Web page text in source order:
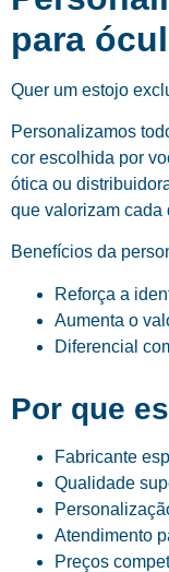
para
Quer um estojo
Personalizamos
cor escolhida por
ótica ou
que valorizam cada
Benefícios da
Reforça a
Aumenta o
Diferencial
Por que
Fabricante
Qualidade
Atendimento
Preços